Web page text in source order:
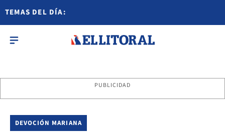
TEMAS DEL DÍA:
PUBLICIDAD
DEVOCIÓN MARIANA